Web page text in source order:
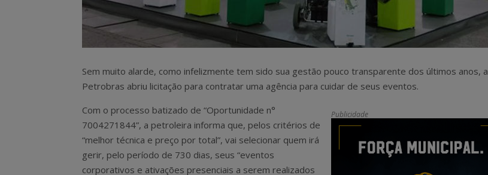
Sem muito alarde, como infelizmente tem sido sua gestão pouco transparente dos últimos anos, a
Petrobras abriu licitação para contratar uma agência para cuidar de seus eventos.
Publicidade
Com o processo batizado de “Oportunidade n°
7004271844”, a petroleira informa que, pelos critérios de
“melhor técnica e preço por total”, vai selecionar quem irá
gerir, pelo período de 730 dias, seus “eventos
corporativos e ativações presenciais a serem realizados